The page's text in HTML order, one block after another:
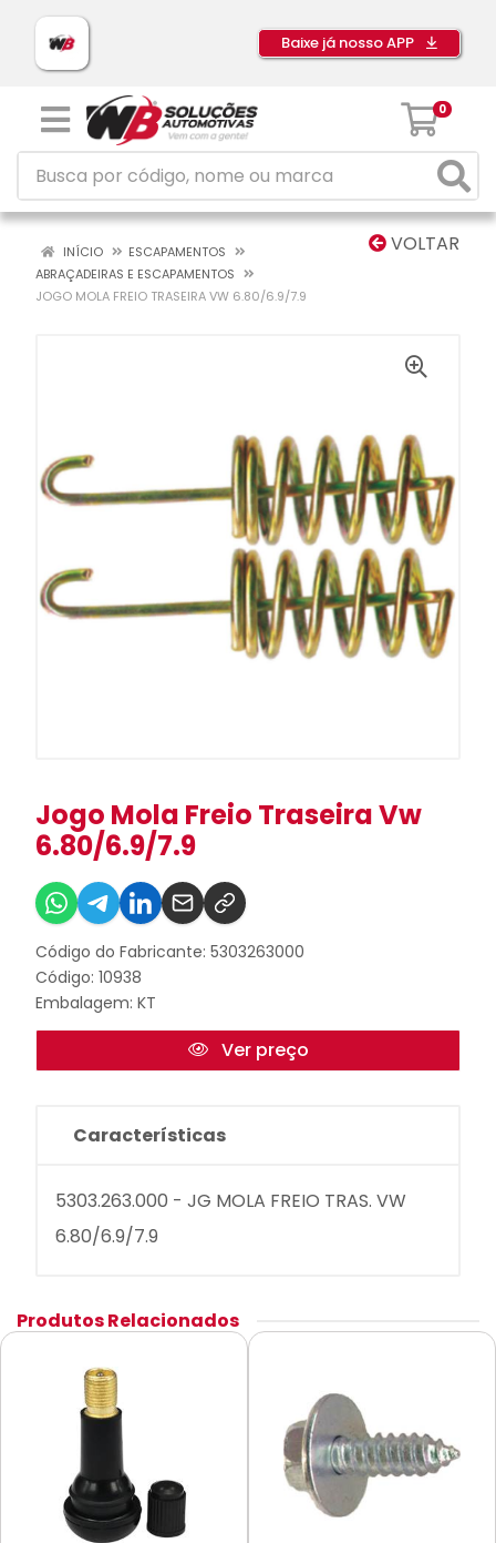
Baixe já nosso APP
0
VOLTAR
INÍCIO
ESCAPAMENTOS
ABRAÇADEIRAS E ESCAPAMENTOS
JOGO MOLA FREIO TRASEIRA VW 6.80/6.9/7.9
Jogo Mola Freio Traseira Vw
6.80/6.9/7.9
Código do Fabricante: 5303263000
Código: 10938
Embalagem: KT
Ver preço
Características
5303.263.000 - JG MOLA FREIO TRAS. VW
6.80/6.9/7.9
Produtos Relacionados